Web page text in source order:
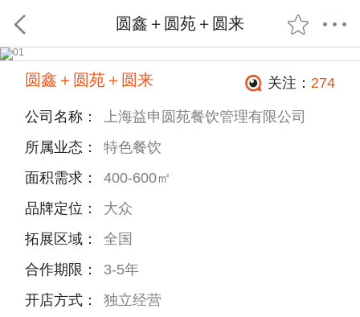
圆鑫＋圆苑＋圆来
圆鑫＋圆苑＋圆来 关注： 274
公司名称：
上海益申圆苑餐饮管理有限公司
所属业态：
特色餐饮
面积需求：
400-600㎡
品牌定位：
大众
拓展区域：
全国
合作期限：
3-5年
开店方式：
独立经营